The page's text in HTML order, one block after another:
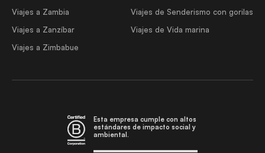
Viajes a Zambia
Viajes a Zanzíbar
Viajes a Zimbabue
Viajes de Senderismo con gorilas
Viajes de Vida marina
Esta empresa cumple con altos
estándares de impacto social y
ambiental.